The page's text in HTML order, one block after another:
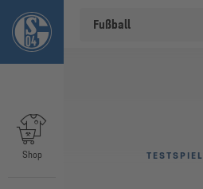
Fußball
Shop TESTSPIEL